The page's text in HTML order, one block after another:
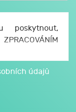
poskytnout,
166/11, 602
souhlas se
údajů,
údajů